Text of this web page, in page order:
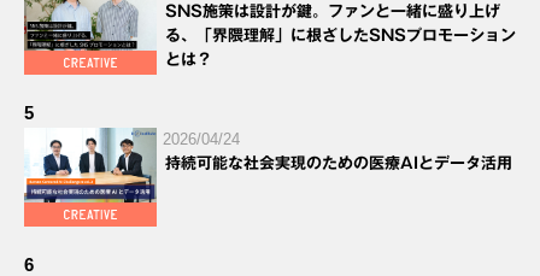
SNS施策は設計が鍵。ファンと一緒に盛り上げ
る、「界隈理解」に根ざしたSNSプロモーション
とは？
5
2026/04/24
持続可能な社会実現のための医療AIとデータ活用
6